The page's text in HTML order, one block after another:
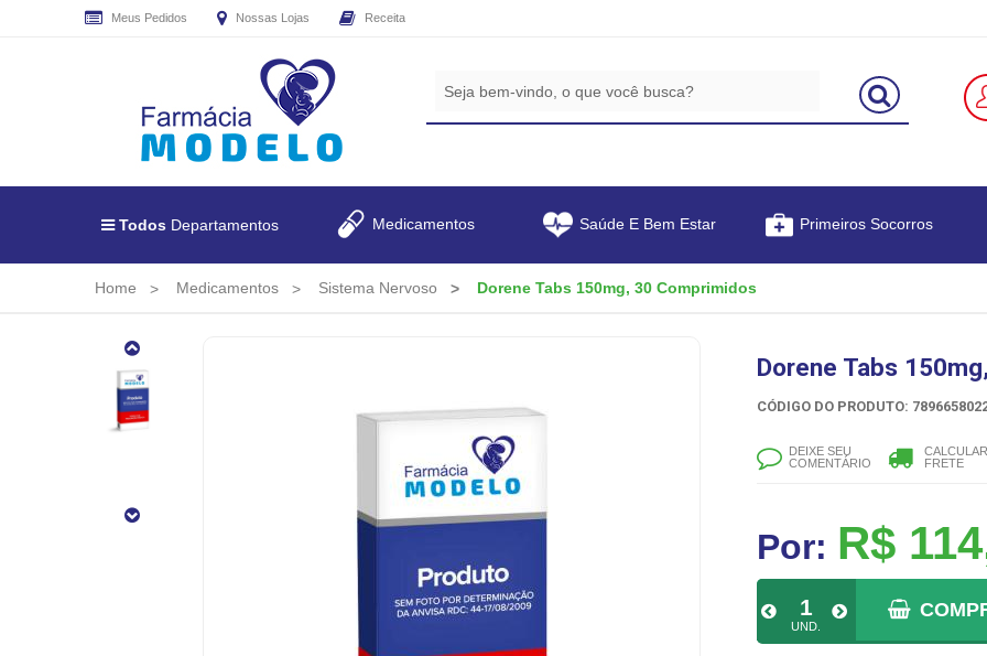
Meus Pedidos Nossas Lojas Receita
Todos Departamentos Medicamentos Saúde E Bem Estar Primeiros Socorros
Home Medicamentos Sistema Nervoso Dorene Tabs 150mg, 30 Comprimidos
Dorene
Tabs
150mg,
Comprimidos
Dorene Tabs
CÓDIGO DO PRODUTO:
DEIXE SEU
COMENTÁRIO
CALCULAR
FRETE
Por: R$
UND.
CADASTRE
SEU
MAIL
E
TODAS
PROMOÇÕES